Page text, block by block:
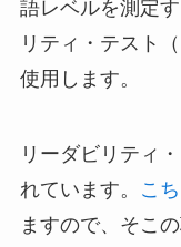
語レベルを測定
リティ・テスト
使用します。
リーダビリティ
れています。
こ
ますので、そこ